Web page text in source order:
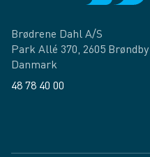
Brødrene Dahl A/S
Park Allé 370, 2605 Brøndby
Danmark
48 78 40 00